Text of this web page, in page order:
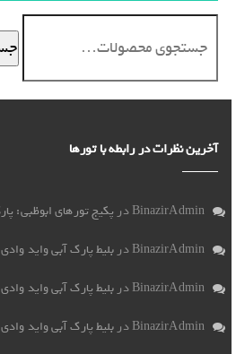
آخرین نظرات در رابطه با تورها
BinazirAdminدر پکیج تورهای ابوظبی:
BinazirAdminدر بلیط پارک آبی واید وادی
BinazirAdminدر بلیط پارک آبی واید وادی
BinazirAdminدر بلیط پارک آبی واید وادی